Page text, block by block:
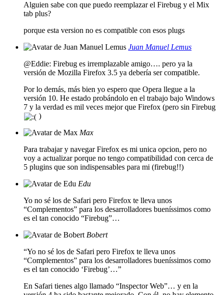
Alguien sabe con que puedo reemplazar el Firebug y el Mix
tab plus?
porque esta version no es compatible con esos plugs
Juan Manuel Lemus
@Eddie: Firebug es irremplazable amigo…. pero ya la
versión de Mozilla Firefox 3.5 ya debería ser compatible.
Por lo demás, más bien yo espero que Opera llegue a la
versión 10. He estado probándolo en el trabajo bajo Windows
7 y la verdad es mil veces mejor que Firefox (pero sin Firebug
)
Max
Para trabajar y navegar Firefox es mi unica opcion, pero no
voy a actualizar porque no tengo compatibilidad con cerca de
5 plugins que son indispensables para mi (firebug!!)
Edu
Yo no sé los de Safari pero Firefox te lleva unos
“Complementos” para los desarrolladores bueníssimos como
es el tan conocido “Firebug”…
Bobert
“Yo no sé los de Safari pero Firefox te lleva unos
“Complementos” para los desarrolladores bueníssimos como
es el tan conocido ‘Firebug’…”
En Safari tienes algo llamado “Inspector Web”… y en la